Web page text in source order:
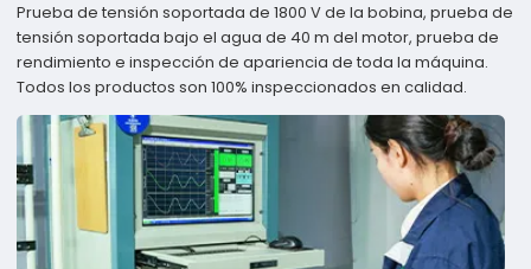
Prueba de tensión soportada de 1800 V de la bobina, prueba de
tensión soportada bajo el agua de 40 m del motor, prueba de
rendimiento e inspección de apariencia de toda la máquina.
Todos los productos son 100% inspeccionados en calidad.